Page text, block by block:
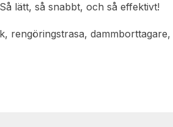
lätt, så snabbt, och så effektivt!
rengöringstrasa, dammborttagare,